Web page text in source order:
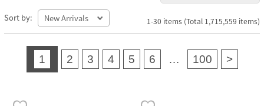
Sort by: 1-30 items (Total 1,715,559 items)
1 2 3 4 5 6 … 100 >